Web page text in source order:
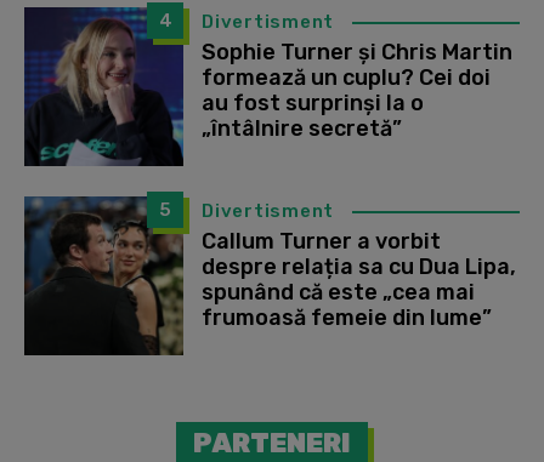
4 Divertisment
Sophie Turner și Chris Martin
formează un cuplu? Cei doi
au fost surprinși la o
„întâlnire secretă”
5 Divertisment
Callum Turner a vorbit
despre relația sa cu Dua Lipa,
spunând că este „cea mai
frumoasă femeie din lume”
PARTENERI